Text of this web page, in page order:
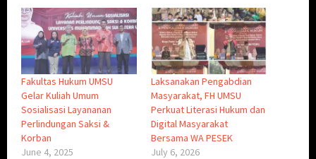
Fakultas Hukum UMSU
Gelar Kuliah Umum
Sosialisasi Layananan
Perlindungan Saksi &
Korban
June 4, 2025
Laksanakan Pengabdian
Masyarakat, FH UMSU
Perkuat Literasi Hukum dan
Digital Masyarakat
Bersama WA PESEK
July 6, 2026